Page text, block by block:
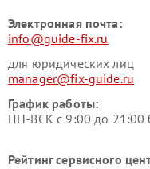
Электронная почта:
info@guide-fix.ru
для юридических лиц
manager@fix-guide.ru
График работы:
ПН-ВСК с 9:00 до 21:00
Рейтинг сервисного